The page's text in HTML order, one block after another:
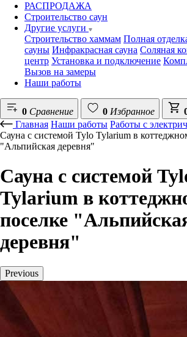
РАСПРОДАЖА
Строительство саун
Другие услуги
Строительство хаммам Полная
сауны Инфракрасная сауна Соляная
центр Установка и подключение
Вызов на замеры
Наши работы
0 Сравнение 0 Избранное
Главная Наши работы Работы с
Сауна с системой Tylo Tylarium в
"Альпийская деревня"
Сауна с системой
Tylarium в
поселке
деревня"
Previous